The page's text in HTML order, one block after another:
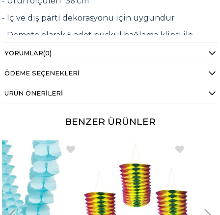
- İç ve dış parti dekorasyonu için uygundur
- Demote olarak 5 adet püskül bağlama klipsi ile
birlikte orjina paketi le gönderilmektedir.
Bilgi almak içindestek@partioutlet.comadresine
mail atabilirsiniz.
YORUMLAR(0)
ÖDEME SEÇENEKLERI
ÜRÜN ÖNERILERI
BENZER ÜRÜNLER